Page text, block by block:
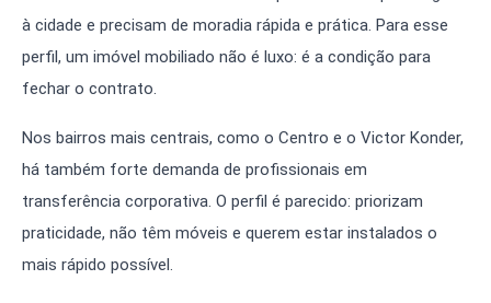
à cidade e precisam de moradia rápida e prática. Para esse
perfil, um imóvel mobiliado não é luxo: é a condição para
fechar o contrato.
Nos bairros mais centrais, como o Centro e o Victor Konder,
há também forte demanda de profissionais em
transferência corporativa. O perfil é parecido: priorizam
praticidade, não têm móveis e querem estar instalados o
mais rápido possível.